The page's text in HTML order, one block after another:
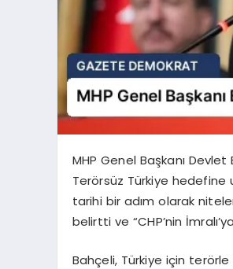
MHP Genel Başkanı
Terörsüz Türkiye hedefine
tarihi bir adım olarak
belirtti ve “CHP’nin
Bahçeli, Türkiye için